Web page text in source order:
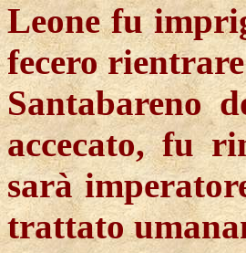
Leone fu
fecero
Santabareno
accecato, fu
sarà
trattato